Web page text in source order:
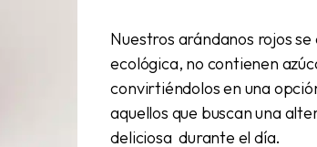
Nuestros arándanos rojos
ecológica, no contienen
convirtiéndolos en una
aquellos que buscan una
deliciosa durante el día.